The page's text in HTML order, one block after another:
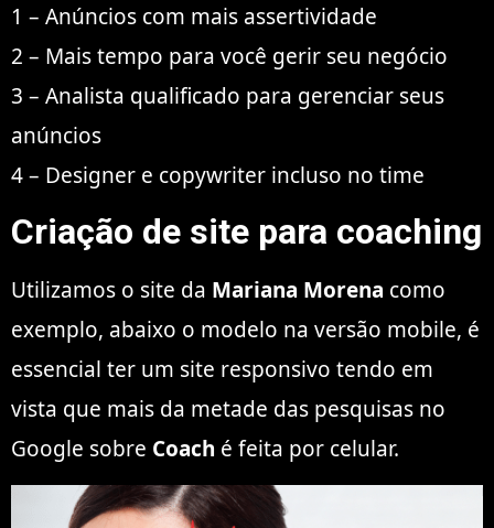
1 – Anúncios com mais assertividade
2 – Mais tempo para você gerir seu negócio
3 – Analista qualificado para gerenciar seus
anúncios
4 – Designer e copywriter incluso no time
Criação de site para coaching
Utilizamos o site da Mariana Morena como
exemplo, abaixo o modelo na versão mobile, é
essencial ter um site responsivo tendo em
vista que mais da metade das pesquisas no
Google sobre Coach é feita por celular.